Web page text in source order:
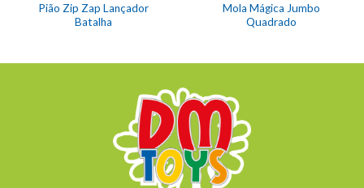
Pião Zip Zap Lançador
Batalha
Mola Mágica Jumbo
Quadrado